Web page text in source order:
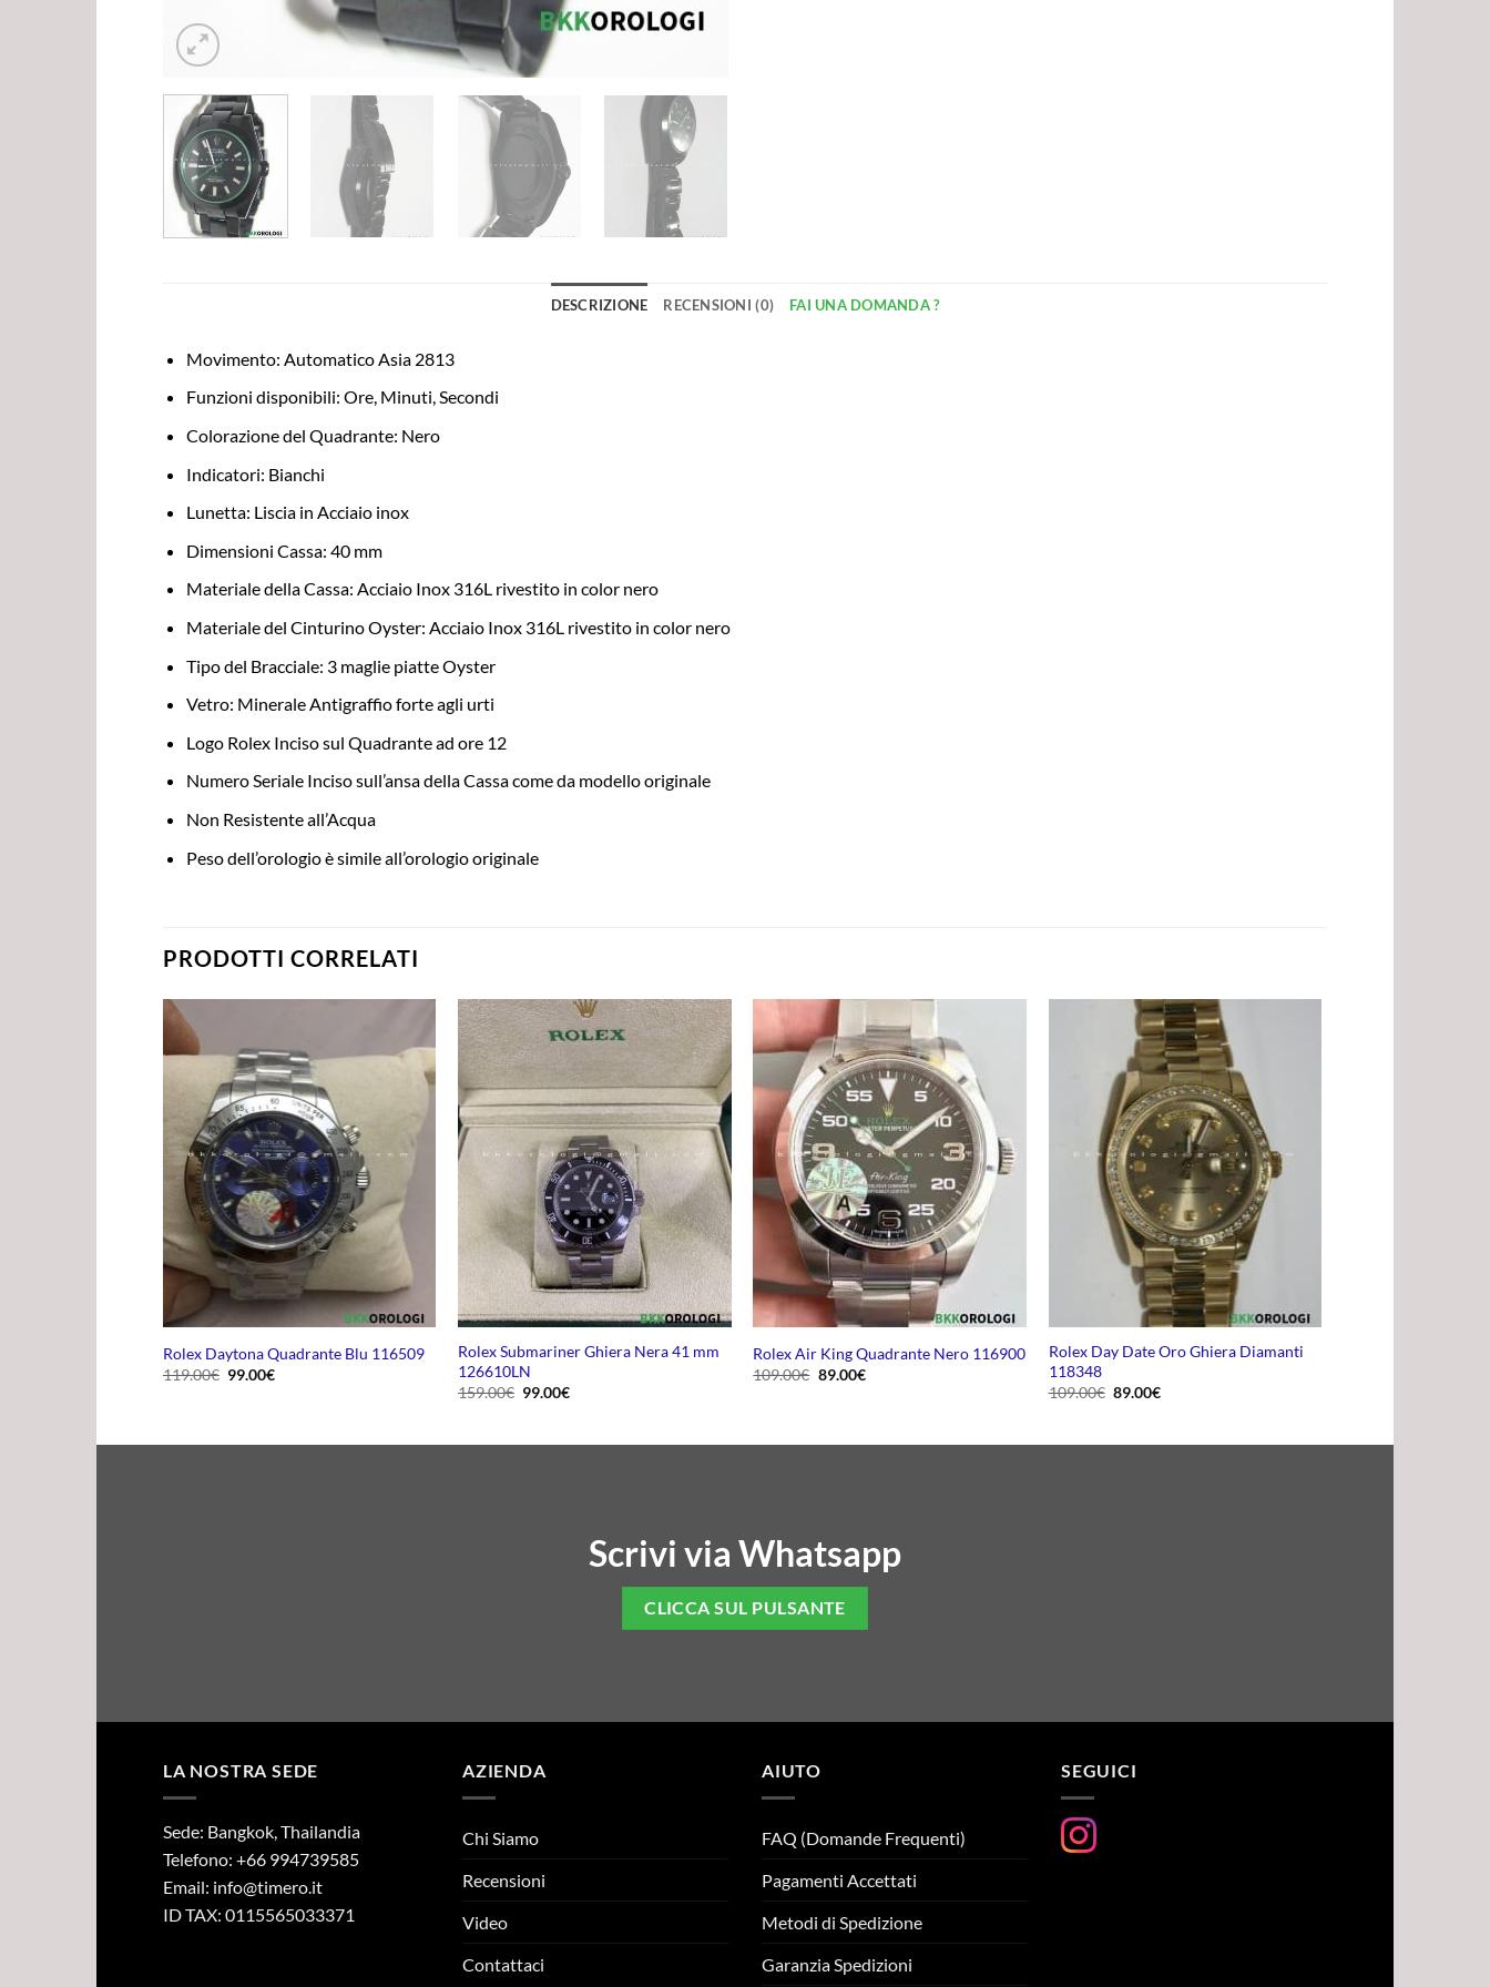
DESCRIZIONE RECENSIONI (0) FAI UNA DOMANDA ?
Movimento: Automatico Asia 2813
Funzioni disponibili: Ore, Minuti, Secondi
Colorazione del Quadrante: Nero
Indicatori: Bianchi
Lunetta: Liscia in Acciaio inox
Dimensioni Cassa: 40 mm
Materiale della Cassa: Acciaio Inox 316L rivestito in color nero
Materiale del Cinturino Oyster: Acciaio Inox 316L rivestito in color nero
Tipo del Bracciale: 3 maglie piatte Oyster
Vetro: Minerale Antigraffio forte agli urti
Logo Rolex Inciso sul Quadrante ad ore 12
Numero Seriale Inciso sull’ansa della Cassa come da modello originale
Non Resistente all’Acqua
Peso dell’orologio è simile all’orologio originale
PRODOTTI CORRELATI
Rolex Daytona Quadrante Blu 116509
119.00€ Il
99.00€Il
Rolex Submariner Ghiera Nera 41 mm
126610LN
159.00€ Il
99.00€Il
Rolex Air King Quadrante Nero 116900
109.00€ Il
89.00€Il
Rolex Day Date Oro Ghiera Diamanti
118348
109.00€ Il
89.00€Il
Scrivi via Whatsapp
CLICCA SUL PULSANTE
LA NOSTRA SEDE
Sede: Bangkok, Thailandia
Telefono: +66 994739585
Email: info@timero.it
ID TAX: 0115565033371
AZIENDA
Chi Siamo
Recensioni
Video
Contattaci
AIUTO
FAQ (Domande Frequenti)
Pagamenti Accettati
Metodi di Spedizione
Garanzia Spedizioni
SEGUICI